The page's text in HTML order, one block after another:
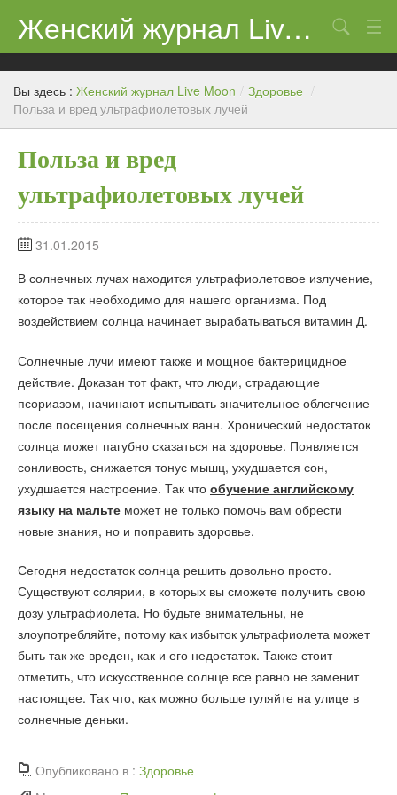
Женский журнал Live Moon
Дети
Домашний очаг
Новости
Поиск
Вы здесь : Женский журнал Live Moon / Здоровье /
Польза и вред ультрафиолетовых лучей
Польза и вред
ультрафиолетовых лучей
31.01.2015
В солнечных лучах находится ультрафиолетовое излучение,
которое так необходимо для нашего организма. Под
воздействием солнца начинает вырабатываться витамин Д.
Солнечные лучи имеют также и мощное бактерицидное
действие. Доказан тот факт, что люди, страдающие
псориазом, начинают испытывать значительное облегчение
после посещения солнечных ванн. Хронический недостаток
солнца может пагубно сказаться на здоровье. Появляется
сонливость, снижается тонус мышц, ухудшается сон,
ухудшается настроение. Так что обучение английскому
языку на мальте может не только помочь вам обрести
новые знания, но и поправить здоровье.
Сегодня недостаток солнца решить довольно просто.
Существуют солярии, в которых вы сможете получить свою
дозу ультрафиолета. Но будьте внимательны, не
злоупотребляйте, потому как избыток ультрафиолета может
быть так же вреден, как и его недостаток. Также стоит
отметить, что искусственное солнце все равно не заменит
настоящее. Так что, как можно больше гуляйте на улице в
солнечные деньки.
Опубликовано в : Здоровье